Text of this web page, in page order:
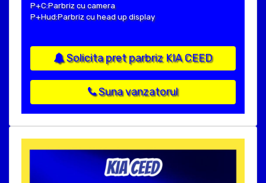
P+C:Parbriz cu camera
P+Hud:Parbriz cu head up display
Solicita pret parbriz KIA CEED
Suna vanzatorul